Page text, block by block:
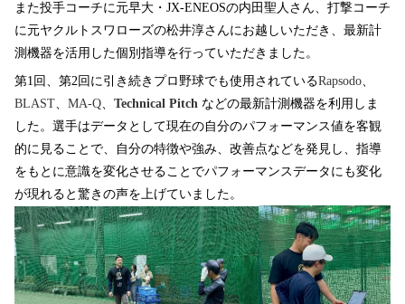
また投手コーチに元早大・JX-ENEOSの内田聖人さん、打撃コーチ
に元ヤクルトスワローズの松井淳さんにお越しいただき、最新計
測機器を活用した個別指導を行っていただきました。
第1回、第2回に引き続きプロ野球でも使用されているRapsodo、
BLAST、 MA-Q、 Technical Pitch などの最新計測機器を利用しま
した。選手はデータとして現在の自分のパフォーマンス値を客観
的に見ることで、自分の特徴や強み、改善点などを発見し、指導
をもとに意識を変化させることでパフォーマンスデータにも変化
が現れると驚きの声を上げていました。